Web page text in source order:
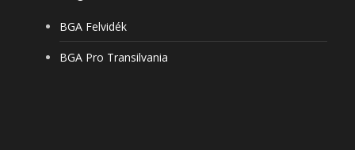
BGA Felvidék
BGA Pro Transilvania